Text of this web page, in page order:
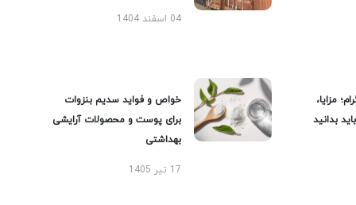
04 اسفند 1404
مزایا،
بدانید
خواص و فواید سدیم بنزوات
برای پوست و محصولات آرایشی
بهداشتی
17 تیر 1405